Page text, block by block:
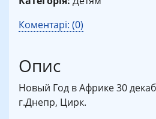
Коментарі: (0)
Опис
Новый Год в Африке 30
г.Днепр, Цирк.